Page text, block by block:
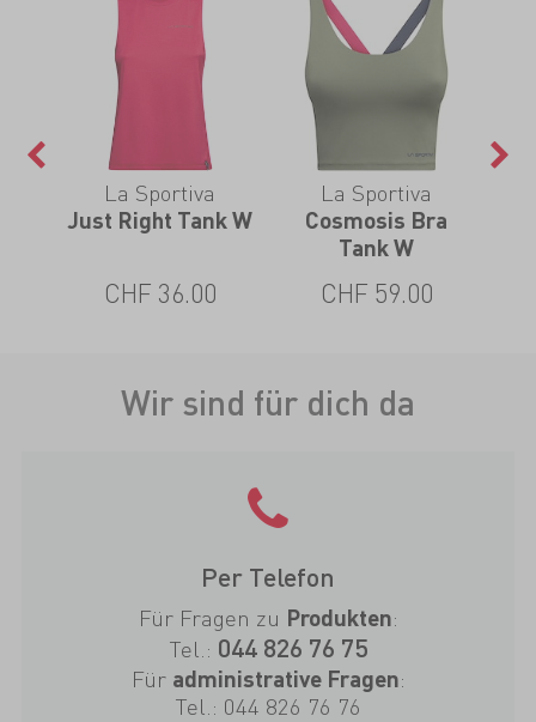
La Sportiva
Just Right Tank W
CHF 36.00
La Sportiva
Cosmosis Bra
Tank W
CHF 59.00
Wir sind für dich da
Per Telefon
Für Fragen zu Produkten:
Tel.: 044 826 76 75
Für administrative Fragen:
Tel.: 044 826 76 76